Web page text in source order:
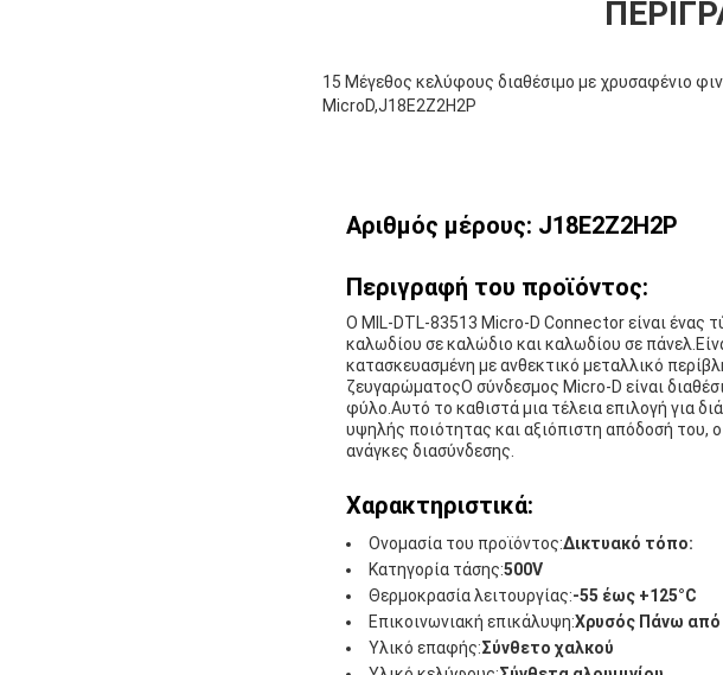
15 Μέγεθος κελύφους διαθέσιμο με χρυσαφένιο
MicroD,J18E2Z2H2P
Αριθμός μέρους: J18E2Z2H2P
Περιγραφή του προϊόντος:
Ο MIL-DTL-83513 Micro-D Connector είναι ένας
καλωδίου σε καλώδιο και καλωδίου σε
κατασκευασμένη με ανθεκτικό μεταλλικό
ζευγαρώματοςΟ σύνδεσμος Micro-D είναι
φύλο.Αυτό το καθιστά μια τέλεια επιλογή για
υψηλής ποιότητας και αξιόπιστη απόδοσή του,
ανάγκες διασύνδεσης.
Χαρακτηριστικά:
Ονομασία του προϊόντος:Δικτυακό τόπο:
Κατηγορία τάσης:500V
Θερμοκρασία λειτουργίας:-55 έως +125°C
Επικοινωνιακή επικάλυψη:Χρυσός Πάνω από
Υλικό επαφής:Σύνθετο χαλκού